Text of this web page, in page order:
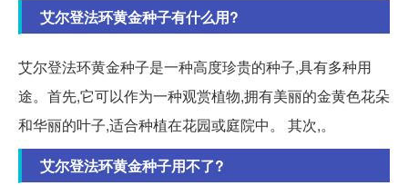
艾尔登法环黄金种子有什么用?
艾尔登法环黄金种子是一种高度珍贵的种子,具有多种用
途。首先,它可以作为一种观赏植物,拥有美丽的金黄色花朵
和华丽的叶子,适合种植在花园或庭院中。 其次,。
艾尔登法环黄金种子用不了?